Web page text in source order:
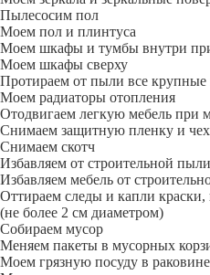
Пылесосим пол
Моем пол и плинтуса
Моем шкафы и тумбы внутри
Моем шкафы сверху
Протираем от пыли все
Моем радиаторы отопления
Отодвигаем легкую мебель при
Снимаем защитную пленку и
Снимаем скотч
Избавляем от строительной
Избавляем мебель от
Оттираем следы и капли краски,
(не более 2 см диаметром)
Собираем мусор
Меняем пакеты в мусорных
Моем грязную посуду в раковине